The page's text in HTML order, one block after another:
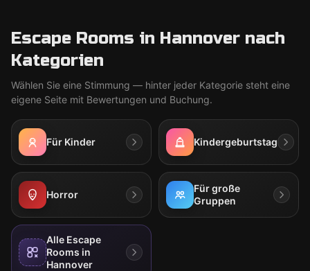
Escape Rooms in Hannover nach
Kategorien
Wählen Sie eine Stimmung — hinter jeder Kategorie steht eine
eigene Seite mit Bewertungen und Buchung.
Für Kinder Kindergeburtstag
Horror
Für große
Gruppen
Alle Escape
Rooms in
Hannover